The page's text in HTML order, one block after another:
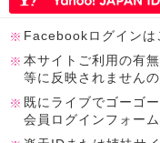
Facebookログインは
本サイトご利用の有
等に反映されません
既にライブでゴーゴ
会員ログインフォー